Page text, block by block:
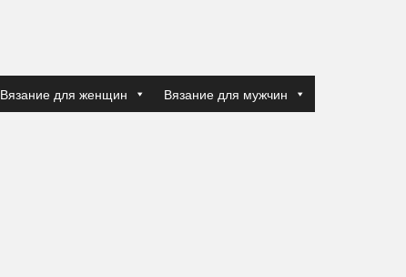
Вязание для женщин Вязание для мужчин